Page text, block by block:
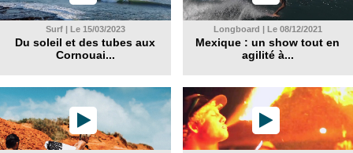
Surf | Le 15/03/2023
Du soleil et des tubes aux
Cornouai...
Longboard | Le 08/12/2021
Mexique : un show tout en
agilité à...